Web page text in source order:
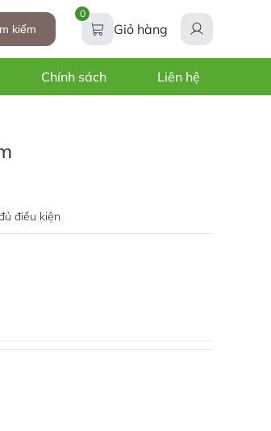
kiếm
0
Giỏ hàng
Chính sách Liên hệ
điều kiện